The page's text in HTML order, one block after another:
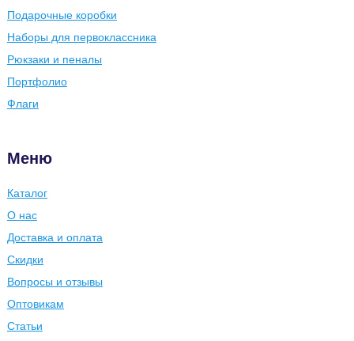
Подарочные коробки
Наборы для первоклассника
Рюкзаки и пеналы
Портфолио
Флаги
Меню
Каталог
О нас
Доставка и оплата
Скидки
Вопросы и отзывы
Оптовикам
Статьи